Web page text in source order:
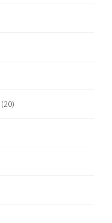
(20)